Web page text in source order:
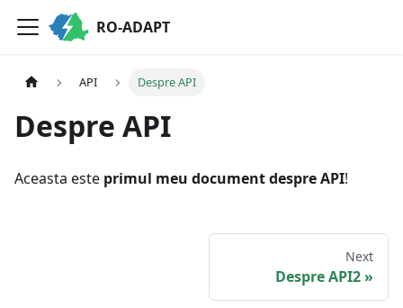
RO-ADAPT
API Despre API
Despre API
Aceasta este primul meu document despre API!
Next
Despre API2